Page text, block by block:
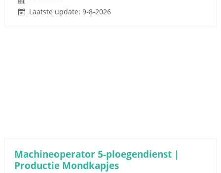
Laatste update: 9-8-2026
Machineoperator 5-ploegendienst |
Productie Mondkapjes